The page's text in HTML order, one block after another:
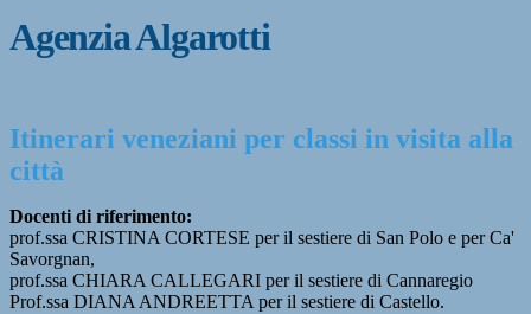
Agenzia Algarotti
Itinerari veneziani per classi in visita alla
città
Docenti di riferimento:
prof.ssa CRISTINA CORTESE per il sestiere di San Polo e per Ca'
Savorgnan,
prof.ssa CHIARA CALLEGARI per il sestiere di Cannaregio
Prof.ssa DIANA ANDREETTA per il sestiere di Castello.